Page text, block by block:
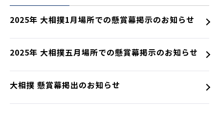
2025年 大相撲1月場所での懸賞幕掲示のお知らせ
2025年 大相撲五月場所での懸賞幕掲示のお知らせ
大相撲 懸賞幕掲出のお知らせ